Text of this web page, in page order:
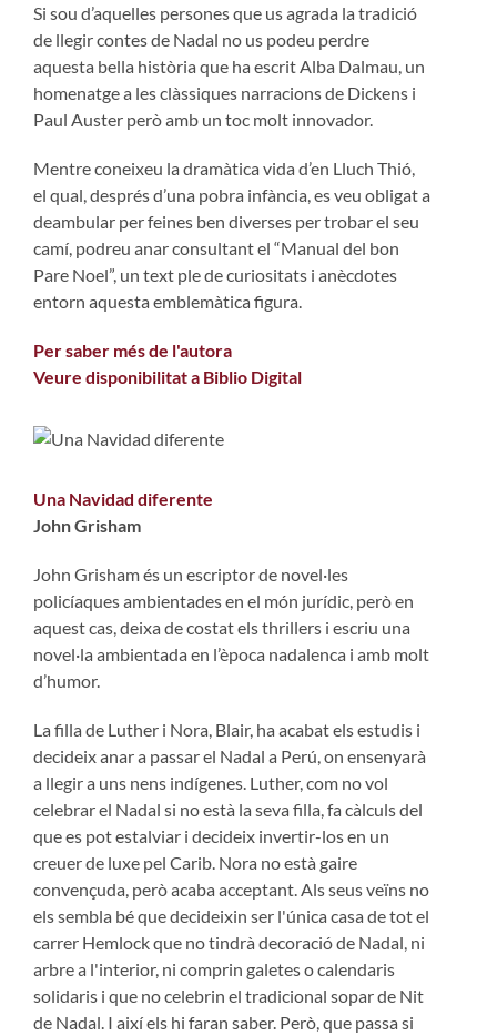
Si sou d’aquelles persones que us agrada la tradició
de llegir contes de Nadal no us podeu perdre
aquesta bella història que ha escrit Alba Dalmau, un
homenatge a les clàssiques narracions de Dickens i
Paul Auster però amb un toc molt innovador.
Mentre coneixeu la dramàtica vida d’en Lluch Thió,
el qual, després d’una pobra infància, es veu obligat a
deambular per feines ben diverses per trobar el seu
camí, podreu anar consultant el “Manual del bon
Pare Noel”, un text ple de curiositats i anècdotes
entorn aquesta emblemàtica figura.
Per saber més de l'autora
Veure disponibilitat a Biblio Digital
Una Navidad diferente
John Grisham
John Grisham és un escriptor de novel·les
policíaques ambientades en el món jurídic, però en
aquest cas, deixa de costat els thrillers i escriu una
novel·la ambientada en l’època nadalenca i amb molt
d’humor.
La filla de Luther i Nora, Blair, ha acabat els estudis i
decideix anar a passar el Nadal a Perú, on ensenyarà
a llegir a uns nens indígenes. Luther, com no vol
celebrar el Nadal si no està la seva filla, fa càlculs del
que es pot estalviar i decideix invertir-los en un
creuer de luxe pel Carib. Nora no està gaire
convençuda, però acaba acceptant. Als seus veïns no
els sembla bé que decideixin ser l'única casa de tot el
carrer Hemlock que no tindrà decoració de Nadal, ni
arbre a l'interior, ni comprin galetes o calendaris
solidaris i que no celebrin el tradicional sopar de Nit
de Nadal. I així els hi faran saber. Però, que passa si